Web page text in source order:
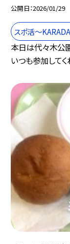
公開日 2026/01/29
スポ活～
本日は代々木公
いつも参加して